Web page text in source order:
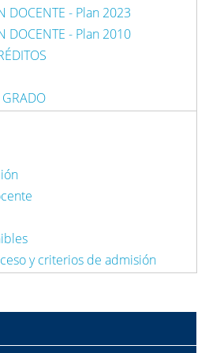
DOCENTE - Plan 2023
DOCENTE - Plan 2010
GRADO
y criterios de admisión